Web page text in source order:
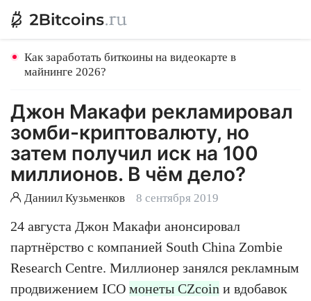
Как заработать биткоины на видеокарте в
майнинге 2026?
Джон Макафи рекламировал
зомби-криптовалюту, но
затем получил иск на 100
миллионов. В чём дело?
Даниил Кузьменков 8 сентября 2019
24 августа Джон Макафи анонсировал
партнёрство с компанией South China Zombie
Research Centre. Миллионер занялся рекламным
продвижением ICO монеты CZcoin и вдобавок